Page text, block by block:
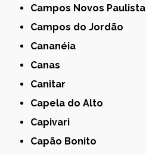
Campos Novos Paulista
Campos do Jordão
Cananéia
Canas
Canitar
Capela do Alto
Capivari
Capão Bonito